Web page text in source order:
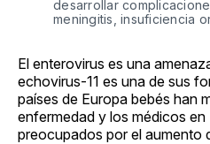
desarrollar
meningitis, insuficiencia
El enterovirus es una
echovirus-11 es una de sus
países de Europa bebés han
enfermedad y los médicos
preocupados por el aumento